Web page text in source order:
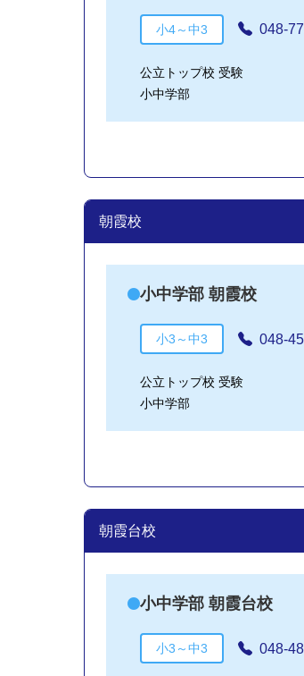
小4～中3 048-
公立トップ校 受験
小中学部
朝霞校
小中学部 朝霞校
小3～中3 048-
公立トップ校 受験
小中学部
朝霞台校
小中学部 朝霞台校
小3～中3 048-